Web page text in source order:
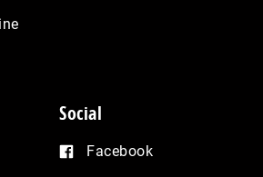
Social
Facebook